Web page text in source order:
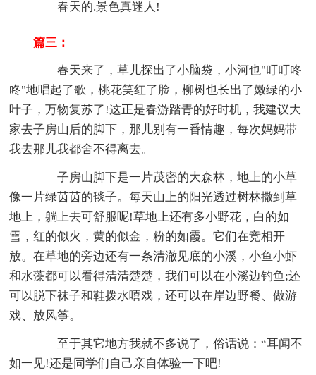
春天的.景色真迷人!
篇三：
春天来了，草儿探出了小脑袋，小河也"叮叮咚
咚"地唱起了歌，桃花笑红了脸，柳树也长出了嫩绿的小
叶子，万物复苏了!这正是春游踏青的好时机，我建议大
家去子房山后的脚下，那儿别有一番情趣，每次妈妈带
我去那儿我都舍不得离去。
子房山脚下是一片茂密的大森林，地上的小草
像一片绿茵茵的毯子。每天山上的阳光透过树林撒到草
地上，躺上去可舒服呢!草地上还有多小野花，白的如
雪，红的似火，黄的似金，粉的如霞。它们在竞相开
放。在草地的旁边还有一条清澈见底的小溪，小鱼小虾
和水藻都可以看得清清楚楚，我们可以在小溪边钓鱼;还
可以脱下袜子和鞋拨水嘻戏，还可以在岸边野餐、做游
戏、放风筝。
至于其它地方我就不多说了，俗话说：“耳闻不
如一见!还是同学们自己亲自体验一下吧!